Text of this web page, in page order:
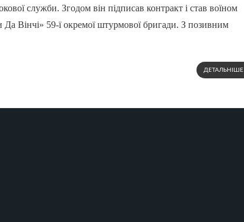
служби. Згодом він підписав контракт і став воїном
Вінчі» 59-ї окремої штурмової бригади. З позивним
ДЕТАЛЬНІШЕ